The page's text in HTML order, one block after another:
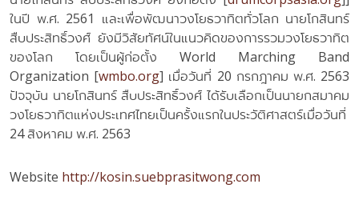
ในปี พ.ศ. 2561 และเพื่อพัฒนาวงโยธวาทิตทั่วโลก นายโกสินทร์
สืบประสิทธิ์วงศ์ ยังมีวิสัยทัศน์ในแนวคิดของการรวมวงโยธวาทิต
ของโลก โดยเป็นผู้ก่อตั้ง World Marching Band
Organization [wmbo.org] เมื่อวันที่ 20 กรกฎาคม พ.ศ. 2563
ปัจจุบัน นายโกสินทร์ สืบประสิทธิ์วงศ์ ได้รับเลือกเป็นนายกสมาคม
วงโยธวาทิตแห่งประเทศไทยเป็นครั้งแรกในประวัติศาสตร์เมื่อวันที่
24 สิงหาคม พ.ศ. 2563
Website http://kosin.suebprasitwong.com